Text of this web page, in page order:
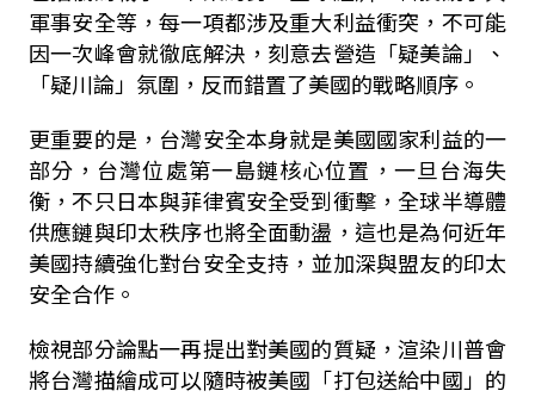
軍事安全等，每一項都涉及重大利益衝突，不可能
因一次峰會就徹底解決，刻意去營造「疑美論」、
「疑川論」氛圍，反而錯置了美國的戰略順序。
更重要的是，台灣安全本身就是美國國家利益的一
部分，台灣位處第一島鏈核心位置，一旦台海失
衡，不只日本與菲律賓安全受到衝擊，全球半導體
供應鏈與印太秩序也將全面動盪，這也是為何近年
美國持續強化對台安全支持，並加深與盟友的印太
安全合作。
檢視部分論點一再提出對美國的質疑，渲染川普會
將台灣描繪成可以隨時被美國「打包送給中國」的